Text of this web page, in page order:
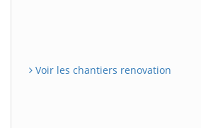
Voir les chantiers renovation